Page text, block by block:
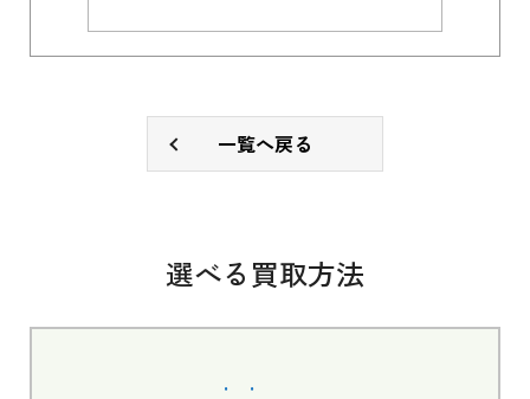
一覧へ戻る
選べる買取方法